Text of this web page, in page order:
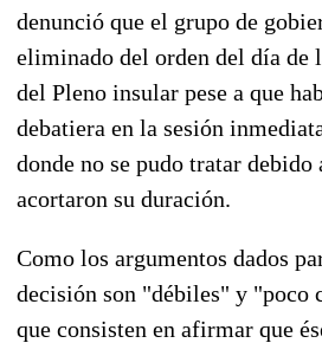
denunció que el grupo de
eliminado del orden del día de
del Pleno insular pese a que
debatiera en la sesión
donde no se pudo tratar debido
acortaron su duración.
Como los argumentos dados
decisión son "débiles" y "poco
que consisten en afirmar que